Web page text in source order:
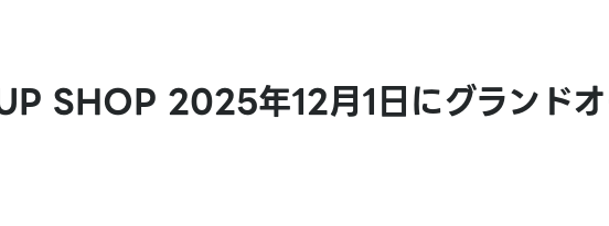
SHOP 2025年12月1日にグランド